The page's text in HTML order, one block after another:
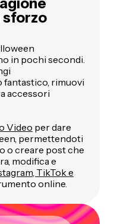
sforzo
in pochi secondi.
fantastico, rimuovi
accessori
Video per dare
permettendoti
o creare post che
modifica e
TikTok e
online.